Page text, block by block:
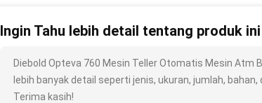
Ingin Tahu lebih detail tentang produk ini
Diebold Opteva 760 Mesin Teller Otomatis Mesin Atm
lebih banyak detail seperti jenis, ukuran, jumlah, bahan,
Terima kasih!